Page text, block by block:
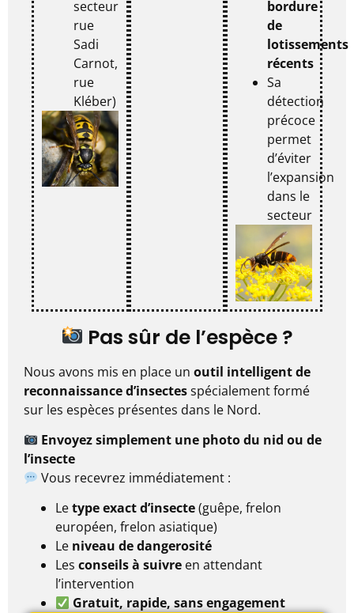
secteur
rue
Sadi
Carnot,
rue
Kléber)
bordure
de
lotissements
récents
Sa
détection
précoce
permet
d’éviter
l’expansion
dans le
secteur
Pas sûr de l’espèce ?
Nous avons mis en place un outil intelligent de
reconnaissance d’insectesspécialement formé
sur les espèces présentes dans le Nord.
Envoyez simplement une photo du nid ou de
l’insecte
Vous recevrez immédiatement :
Letype exact d’insecte(guêpe, frelon
européen, frelon asiatique)
Le niveau de dangerosité
Les conseils à suivre en attendant
l’intervention
Gratuit, rapide, sans engagement